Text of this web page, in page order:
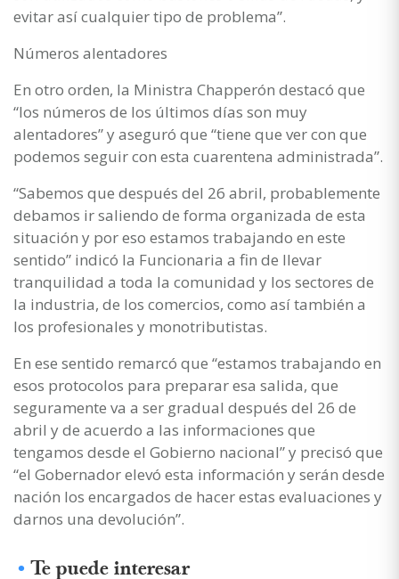
evitar así cualquier tipo de problema”.
Números alentadores
En otro orden, la Ministra Chapperón destacó que
“los números de los últimos días son muy
alentadores” y aseguró que “tiene que ver con que
podemos seguir con esta cuarentena administrada”.
“Sabemos que después del 26 abril, probablemente
debamos ir saliendo de forma organizada de esta
situación y por eso estamos trabajando en este
sentido” indicó la Funcionaria a fin de llevar
tranquilidad a toda la comunidad y los sectores de
la industria, de los comercios, como así también a
los profesionales y monotributistas.
En ese sentido remarcó que “estamos trabajando en
esos protocolos para preparar esa salida, que
seguramente va a ser gradual después del 26 de
abril y de acuerdo a las informaciones que
tengamos desde el Gobierno nacional” y precisó que
“el Gobernador elevó esta información y serán desde
nación los encargados de hacer estas evaluaciones y
darnos una devolución”.
Te puede interesar